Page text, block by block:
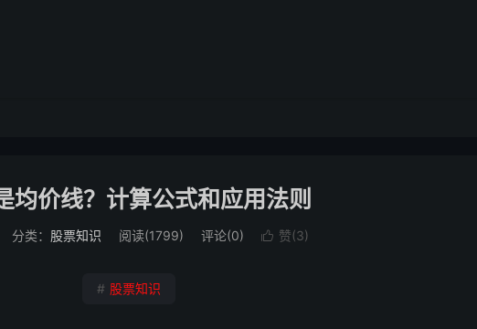
均价线？计算公式和应用法则
分类： 股票知识 阅读(1799) 评论(0)  赞(3)
# 股票知识